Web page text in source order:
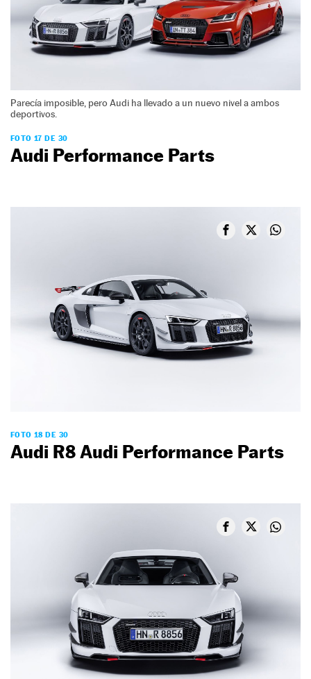
Parecía imposible, pero Audi ha llevado a un nuevo nivel a ambos
deportivos.
FOTO 17 DE 30
Audi Performance Parts
FOTO 18 DE 30
Audi R8 Audi Performance Parts